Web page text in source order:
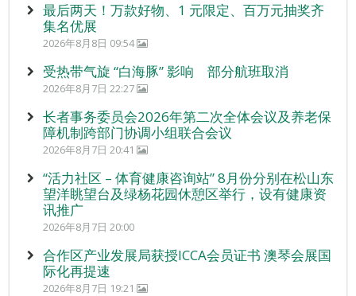
最后两天！万款好物、1 元限定、百万元抽奖齐
集名优展
2026年8月8日 09:54
受热带气旋 “白海豚” 影响 部分航班取消
2026年8月7日 22:27
长者事务委员会2026年第二次全体会议及养老保
障机制跨部门协调小组联合会议
2026年8月7日 20:41
“活力社区 – 体育健康咨询站” 8月份分别在松山东
望洋眺望台及绿杨花园休憩区举行，设有健康资
讯推广
2026年8月7日 20:00
合作区产业发展局获授ICCA会员证书 澳琴会展国
际化再提速
2026年8月7日 19:21